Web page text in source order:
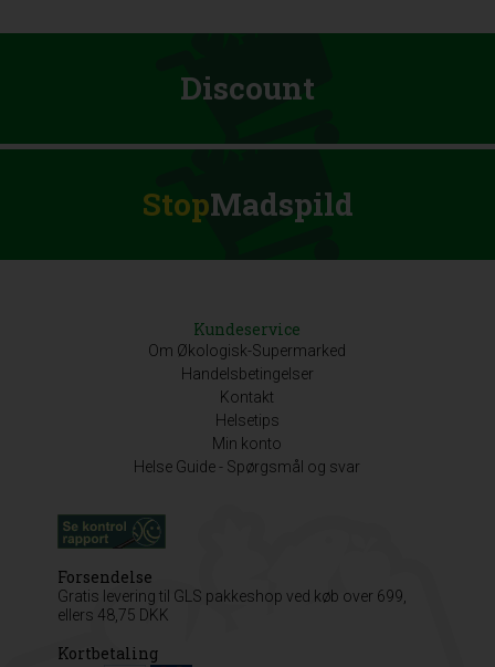
Discount
StopMadspild
Kundeservice
Om Økologisk-Supermarked
Handelsbetingelser
Kontakt
Helsetips
Min konto
Helse Guide - Spørgsmål og svar
Forsendelse
Gratis levering til GLS pakkeshop ved køb over 699,
ellers 48,75 DKK
Kortbetaling